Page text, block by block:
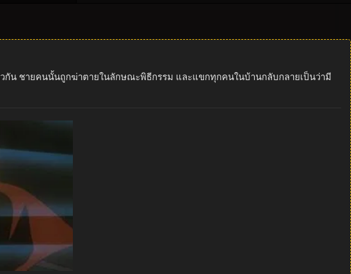
กัน ชายคนนั้นถูกฆ่าตายในลักษณะพิธีกรรม และแขกทุกคนในบ้านกลับกลายเป็นว่ามี